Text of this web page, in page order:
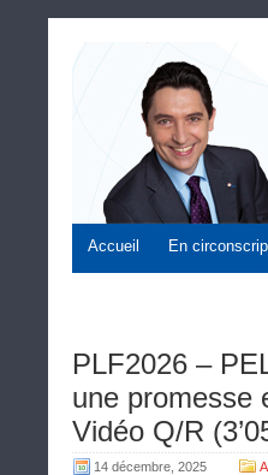
Accueil En
PLF2026 –
une promesse
Vidéo Q/R
14 décembre, 2025